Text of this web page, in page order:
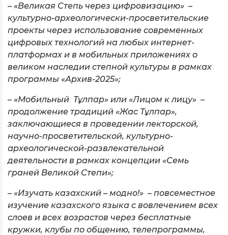
– «Великая Степь через цифровизацию» –
культурно-археологически-просветительские
проекты через использование современных
цифровых технологий на любых интернет-
платформах и в мобильных приложениях о
великом наследии степной культуры в рамках
программы «Архив-2025»;
– «Мобильный Тұлпар» или «Лицом к лицу» –
продолжение традиций «Жас Тұлпар»,
заключающиеся в проведении лекторской,
научно-просветительской, культурно-
археологической-развлекательной
деятельности в рамках концепции «Семь
граней Великой Степи»;
– «Изучать казахский – модно!» – повсеместное
изучение казахского языка с вовлечением всех
слоев и всех возрастов через бесплатные
кружки, клубы по общению, телепрограммы,